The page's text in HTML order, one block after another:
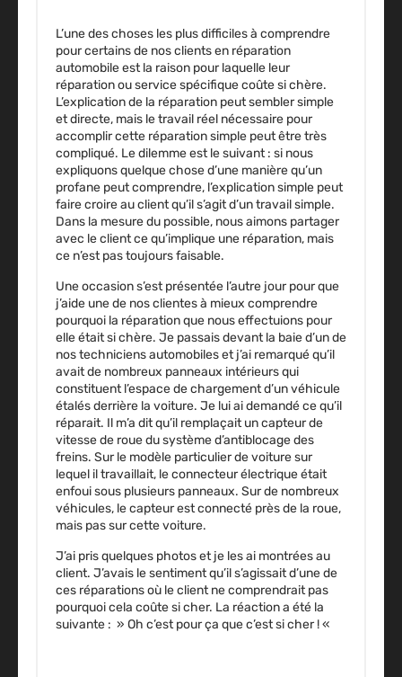
L’une des choses les plus difficiles à comprendre
pour certains de nos clients en réparation
automobile est la raison pour laquelle leur
réparation ou service spécifique coûte si chère.
L’explication de la réparation peut sembler simple
et directe, mais le travail réel nécessaire pour
accomplir cette réparation simple peut être très
compliqué. Le dilemme est le suivant : si nous
expliquons quelque chose d’une manière qu’un
profane peut comprendre, l’explication simple peut
faire croire au client qu’il s’agit d’un travail simple.
Dans la mesure du possible, nous aimons partager
avec le client ce qu’implique une réparation, mais
ce n’est pas toujours faisable.
Une occasion s’est présentée l’autre jour pour que
j’aide une de nos clientes à mieux comprendre
pourquoi la réparation que nous effectuions pour
elle était si chère. Je passais devant la baie d’un de
nos techniciens automobiles et j’ai remarqué qu’il
avait de nombreux panneaux intérieurs qui
constituent l’espace de chargement d’un véhicule
étalés derrière la voiture. Je lui ai demandé ce qu’il
réparait. Il m’a dit qu’il remplaçait un capteur de
vitesse de roue du système d’antiblocage des
freins. Sur le modèle particulier de voiture sur
lequel il travaillait, le connecteur électrique était
enfoui sous plusieurs panneaux. Sur de nombreux
véhicules, le capteur est connecté près de la roue,
mais pas sur cette voiture.
J’ai pris quelques photos et je les ai montrées au
client. J’avais le sentiment qu’il s’agissait d’une de
ces réparations où le client ne comprendrait pas
pourquoi cela coûte si cher. La réaction a été la
suivante : » Oh c’est pour ça que c’est si cher ! «